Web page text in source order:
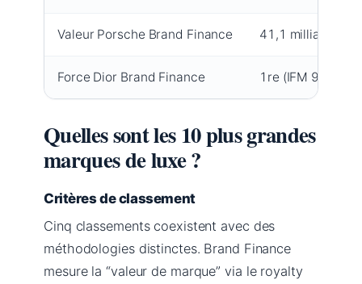
Valeur Porsche Brand Finance 41,1 milliards $
Force Dior Brand Finance 1re (IFM 93,5/
Quelles sont les 10 plus grandes
marques de luxe ?
Critères de classement
Cinq classements coexistent avec des
méthodologies distinctes. Brand Finance
mesure la “valeur de marque” via le royalty